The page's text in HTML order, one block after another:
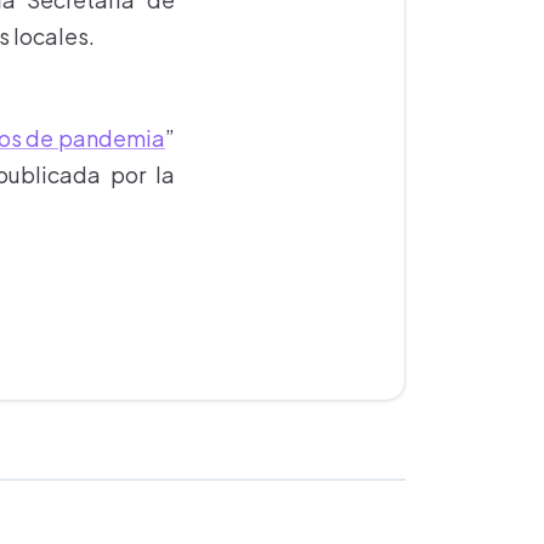
locales.
de pandemia”
por la